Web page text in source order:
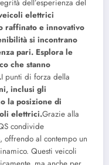
dell’esperienza del
elettrici
raffinato e innovativo
si incontrano
pari. Esplora le
che stanno
I punti di forza della
inclusi gli
la posizione di
elettrici.Grazie alla
condivide
offrendo al contempo un
Questi veicoli